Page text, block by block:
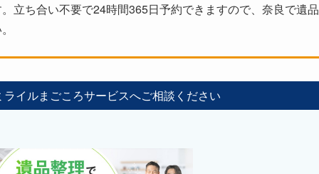
立ち合い不要で24時間365日予約できますので、奈良で遺品
イルまごころサービスへご相談ください